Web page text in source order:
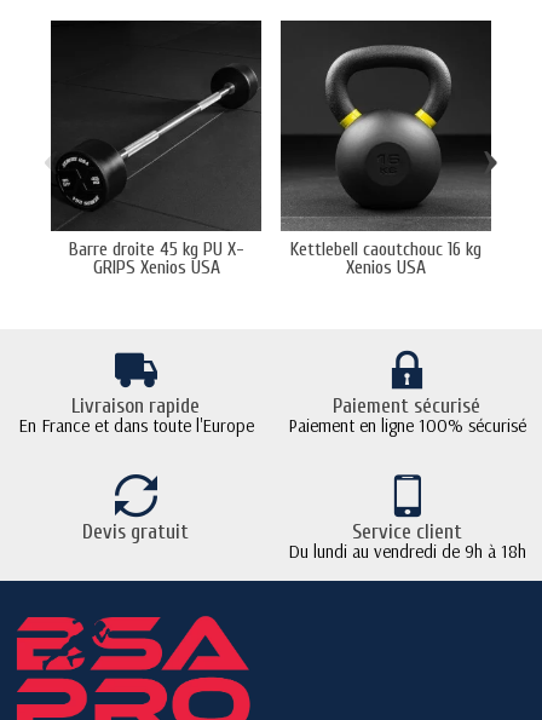
Barre droite 45 kg PU X-
GRIPS Xenios USA
Kettlebell caoutchouc 16 kg
Xenios USA
‹ ›
Livraison rapide
En France et dans toute l'Europe
Paiement sécurisé
Paiement en ligne 100% sécurisé
Devis gratuit Service client
Du lundi au vendredi de 9h à 18h